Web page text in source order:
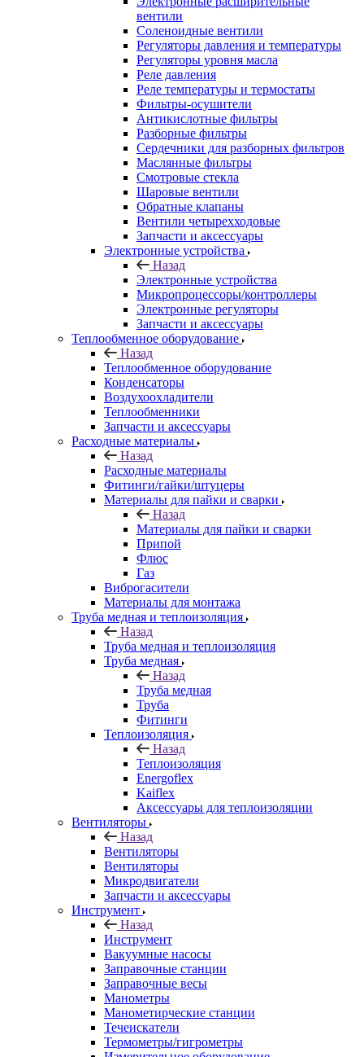
вентили
Соленоидные вентили
Регуляторы давления и температуры
Регуляторы уровня масла
Реле давления
Реле температуры и термостаты
Фильтры-осушители
Антикислотные фильтры
Разборные фильтры
Сердечники для разборных фильтров
Маслянные фильтры
Смотровые стекла
Шаровые вентили
Обратные клапаны
Вентили четырехходовые
Запчасти и аксессуары
Электронные устройства
Назад
Электронные устройства
Микропроцессоры/контроллеры
Электронные регуляторы
Запчасти и аксессуары
Теплообменное оборудование
Назад
Теплообменное оборудование
Конденсаторы
Воздухоохладители
Теплообменники
Запчасти и аксессуары
Расходные материалы
Назад
Расходные материалы
Фитинги/гайки/штуцеры
Материалы для пайки и сварки
Назад
Материалы для пайки и сварки
Припой
Флюс
Газ
Виброгасители
Материалы для монтажа
Труба медная и теплоизоляция
Назад
Труба медная и теплоизоляция
Труба медная
Назад
Труба медная
Труба
Фитинги
Теплоизоляция
Назад
Теплоизоляция
Energoflex
Kaiflex
Аксессуары для теплоизоляции
Вентиляторы
Назад
Вентиляторы
Вентиляторы
Микродвигатели
Запчасти и аксессуары
Инструмент
Назад
Инструмент
Вакуумные насосы
Заправочные станции
Заправочные весы
Манометры
Манометирческие станции
Течеискатели
Термометры/гигрометры